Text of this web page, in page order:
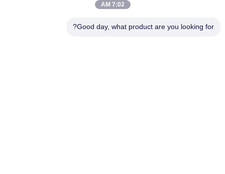
7:02 AM
Good day, what product are you looking for?